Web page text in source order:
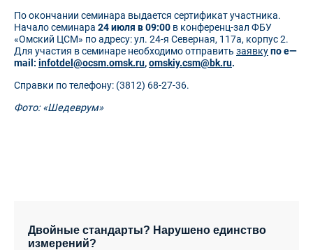
По окончании семинара выдается сертификат участника.
Начало семинара 24 июля в 09:00 в конференц-зал ФБУ
«Омский ЦСМ» по адресу: ул. 24-я Северная, 117а, корпус 2.
Для участия в семинаре необходимо отправить заявкупоe—
mail : infotdel @ocsm.omsk.ru,omskiy.csm@bk.ru.
Справки по телефону: (3812) 68-27-36.
Фото: «Шедеврум»
Двойные стандарты? Нарушено единство
измерений?